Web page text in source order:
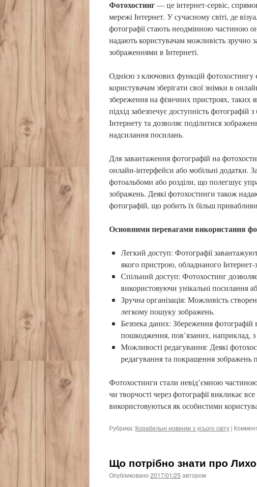
Фотохостинг— це інтернет-сервіс,
мережі Інтернет. У сучасному світі, де
фотографії стають неодмінною частиною
надають користувачам можливість зручно
зображеннями в Інтернеті.
Однією з ключових функцій фотохостингу
користувачам зберігати свої знімки в
збереження на фізичних пристроях,
підхід забезпечує доступність
Інтернету та дозволяє поділитися
надсилання посилань.
Для завантаження фотографій на
онлайн-інтерфейси або мобільні додатки.
фотоальбоми або розділи, що полегшує
зображень. Деякі фотохостинги також
фотографій, що робить їх більш
Основними перевагами використання
Легкий доступ: Фотографії
якого пристрою, обладнаного Інтернет-
Спільний доступ: Фотохостинг
використовуючи унікальні посилання
Зручна організація: Можливість
легкому пошуку зображень.
Безпека даних: Збереження фотографій
пошкодження, пов’язаних, наприклад,
Можливості редагування: Деякі
редагування та покращення зображень
Фотохостинги стали невід’ємною
чи творчості через фотографії викликає
використовуються як особистими
Рубрика: Корабельні новинки з усього світу |
Що потрібно знати про
Опубликовано 2017/01/25 автором